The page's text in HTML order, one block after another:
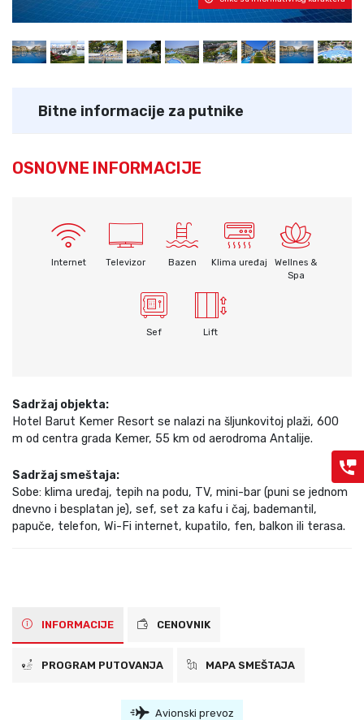
Bitne informacije za putnike
OSNOVNE INFORMACIJE
Internet Televizor Bazen Klima uređaj
Wellnes &
Spa
Sef Lift
Sadržaj objekta:
Hotel Barut Kemer Resort se nalazi na šljunkovitoj plaži, 600
m od centra grada Kemer, 55 km od aerodroma Antalije.
Sadržaj smeštaja:
Sobe: klima uređaj, tepih na podu, TV, mini-bar (puni se jednom
dnevno i besplatan je), sef, set za kafu i čaj, bademantil,
papuče, telefon, Wi-Fi internet, kupatilo, fen, balkon ili terasa.
INFORMACIJE CENOVNIK
PROGRAM PUTOVANJA MAPA SMEŠTAJA
Avionski prevoz